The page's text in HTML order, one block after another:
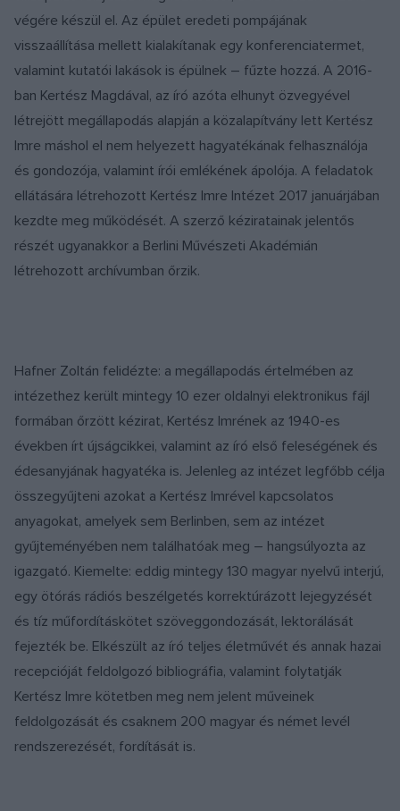
végére készül el. Az épület eredeti pompájának
visszaállítása mellett kialakítanak egy konferenciatermet,
valamint kutatói lakások is épülnek – fűzte hozzá. A 2016-
ban Kertész Magdával, az író azóta elhunyt özvegyével
létrejött megállapodás alapján a közalapítvány lett Kertész
Imre máshol el nem helyezett hagyatékának felhasználója
és gondozója, valamint írói emlékének ápolója. A feladatok
ellátására létrehozott Kertész Imre Intézet 2017 januárjában
kezdte meg működését. A szerző kéziratainak jelentős
részét ugyanakkor a Berlini Művészeti Akadémián
létrehozott archívumban őrzik.
Hafner Zoltán felidézte: a megállapodás értelmében az
intézethez került mintegy 10 ezer oldalnyi elektronikus fájl
formában őrzött kézirat, Kertész Imrének az 1940-es
években írt újságcikkei, valamint az író első feleségének és
édesanyjának hagyatéka is. Jelenleg az intézet legfőbb célja
összegyűjteni azokat a Kertész Imrével kapcsolatos
anyagokat, amelyek sem Berlinben, sem az intézet
gyűjteményében nem találhatóak meg – hangsúlyozta az
igazgató. Kiemelte: eddig mintegy 130 magyar nyelvű interjú,
egy ötórás rádiós beszélgetés korrektúrázott lejegyzését
és tíz műfordításkötet szöveggondozását, lektorálását
fejezték be. Elkészült az író teljes életművét és annak hazai
recepcióját feldolgozó bibliográfia, valamint folytatják
Kertész Imre kötetben meg nem jelent műveinek
feldolgozását és csaknem 200 magyar és német levél
rendszerezését, fordítását is.